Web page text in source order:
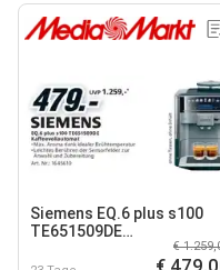
Siemens EQ.6 plus s100
TE651509DE
€